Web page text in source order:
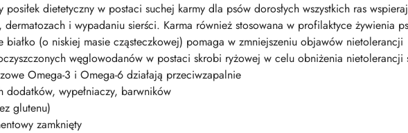
posiłek dietetyczny w postaci suchej karmy dla psów dorosłych wszystkich ras
dermatozach i wypadaniu sierści. Karma również stosowana w profilaktyce żywienia
białko (o niskiej masie cząsteczkowej) pomaga w zmniejszeniu objawów nietolerancji
węglowodanów w postaci skrobi ryżowej w celu obniżenia nietolerancji
Omega-3 i Omega-6 działają przeciwzapalnie
dodatków, wypełniaczy, barwników
glutenu)
zamknięty